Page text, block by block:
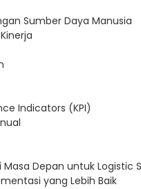
Sumber Daya Manusia
Indicators (KPI)
Masa Depan untuk
yang Lebih Baik